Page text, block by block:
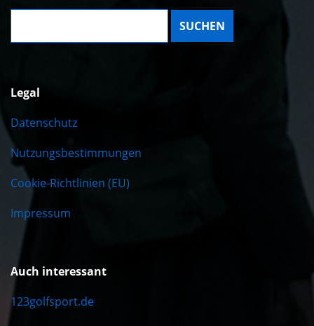
Suche:
Legal
Datenschutz
Nutzungsbestimmungen
Cookie-Richtlinien (EU)
Impressum
Auch interessant
123golfsport.de